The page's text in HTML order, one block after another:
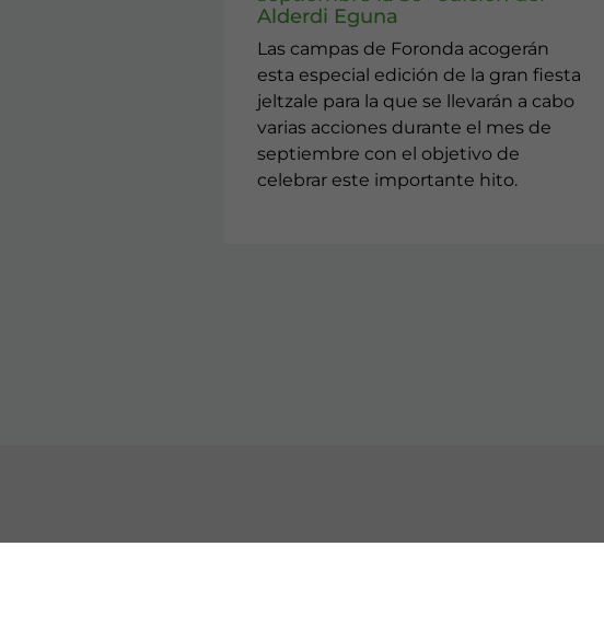
Alderdi Eguna
Las campas de Foronda acogerán
esta especial edición de la gran fiesta
jeltzale para la que se llevarán a cabo
varias acciones durante el mes de
septiembre con el objetivo de
celebrar este importante hito.